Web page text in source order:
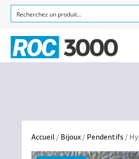
Accueil / Bijoux/ Pendentifs /